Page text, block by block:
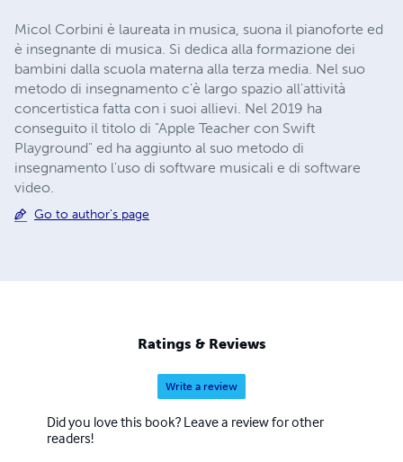
Micol Corbini è laureata in musica, suona il pianoforte ed
è insegnante di musica. Si dedica alla formazione dei
bambini dalla scuola materna alla terza media. Nel suo
metodo di insegnamento c'è largo spazio all'attività
concertistica fatta con i suoi allievi. Nel 2019 ha
conseguito il titolo di "Apple Teacher con Swift
Playground" ed ha aggiunto al suo metodo di
insegnamento l'uso di software musicali e di software
video.
Go to author's page
Ratings & Reviews
Write a review
Did you love this book? Leave a review for other
readers!